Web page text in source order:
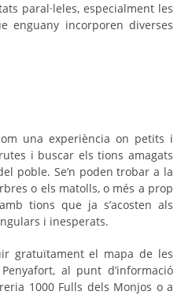
paral·leles, especialment les
enguany incorporen diverses
una experiència on petits i
i buscar els tions amagats
poble. Se’n poden trobar a la
o els matolls, o més a prop
tions que ja s’acosten als
i inesperats.
gratuïtament el mapa de les
al punt d’informació
1000 Fulls dels Monjos o a